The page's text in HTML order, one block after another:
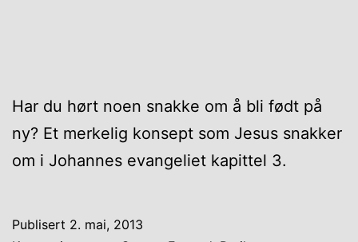
Har du hørt noen snakke om å bli født på
ny? Et merkelig konsept som Jesus snakker
om i Johannes evangeliet kapittel 3.
Publisert 2. mai, 2013